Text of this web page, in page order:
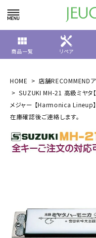
view_module
商品一覧 リペア
HOME 店舗RECOMMEND
SUZUKI MH-21 高級ミヤタ
メジャー 【Harmonica Lineup
在庫確認後ご連絡します。